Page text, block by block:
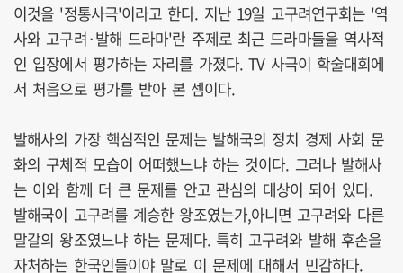
이것을 '정통사극'이라고 한다. 지난 19일 고구려연구회는 '역
사와 고구려·발해 드라마'란 주제로 최근 드라마들을 역사적
인 입장에서 평가하는 자리를 가졌다. TV 사극이 학술대회에
서 처음으로 평가를 받아 본 셈이다.
발해사의 가장 핵심적인 문제는 발해국의 정치 경제 사회 문
화의 구체적 모습이 어떠했느냐 하는 것이다. 그러나 발해사
는 이와 함께 더 큰 문제를 안고 관심의 대상이 되어 있다.
발해국이 고구려를 계승한 왕조였는가,아니면 고구려와 다른
말갈의 왕조였느냐 하는 문제다. 특히 고구려와 발해 후손을
자처하는 한국인들이야 말로 이 문제에 대해서 민감하다.